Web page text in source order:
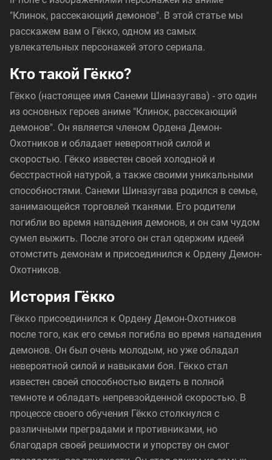
"Клинок, рассекающий демонов". В этой статье мы
расскажем вам о Гёкко, одном из самых
увлекательных персонажей этого сериала.
Кто такой Гёкко?
Гёкко (настоящее имя Санеми Шиназугава) - это один
из основных героев аниме "Клинок, рассекающий
демонов". Он является членом Ордена Демон-
Охотников и обладает невероятной силой и
скоростью. Гёкко известен своей холодной и
бесстрастной натурой, а также своими уникальными
способностями. Санеми Шиназугава родился в семье,
занимающейся торговлей тканями. Его родители
погибли во время нападения демонов, и он сам чудом
сумел выжить. После этого он стал одержим идеей
отомстить демонам и присоединился к Ордену Демон-
Охотников.
История Гёкко
Гёкко присоединился к Ордену Демон-Охотников
после того, как его семья погибла во время нападения
демонов. Он был очень молодым, но уже обладал
невероятной силой и навыками боя. Гёкко стал
известен своей способностью видеть в полной
темноте и обладать непревзойденной скоростью. В
процессе своего обучения Гёкко столкнулся с
различными преградами и противниками, но
благодаря своей решимости и упорству он смог